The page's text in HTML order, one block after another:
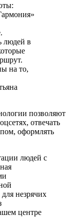
людей в
на то,
позволяют
отвечать
оформлять
людей с
незрячих
центре